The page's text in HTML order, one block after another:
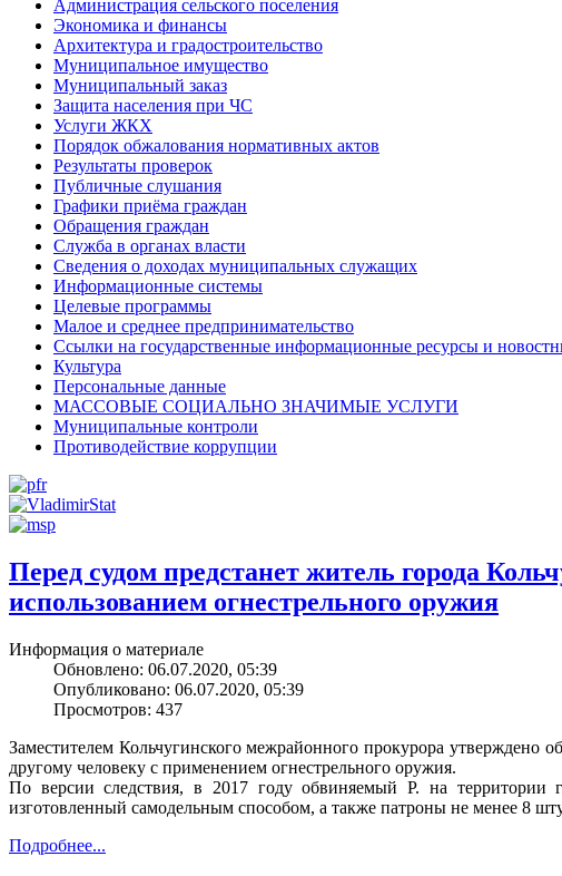
Администрация сельского поселения
Экономика и финансы
Архитектура и градостроительство
Муниципальное имущество
Муниципальный заказ
Защита населения при ЧС
Услуги ЖКХ
Порядок обжалования нормативных актов
Результаты проверок
Публичные слушания
Графики приёма граждан
Обращения граждан
Служба в органах власти
Сведения о доходах муниципальных служащих
Информационные системы
Целевые программы
Малое и среднее предпринимательство
Ссылки на государственные информационные ресурсы и
Культура
Персональные данные
МАССОВЫЕ СОЦИАЛЬНО ЗНАЧИМЫЕ УСЛУГИ
Муниципальные контроли
Противодействие коррупции
Перед судом предстанет житель города
использованием огнестрельного оружия
Информация о материале
Обновлено: 06.07.2020, 05:39
Опубликовано: 06.07.2020, 05:39
Просмотров: 437
Заместителем Кольчугинского межрайонного прокурора
другому человеку с применением огнестрельного оружия.
По версии следствия, в 2017 году обвиняемый Р. на территории
изготовленный самодельным способом, а также патроны не менее 8
Подробнее...